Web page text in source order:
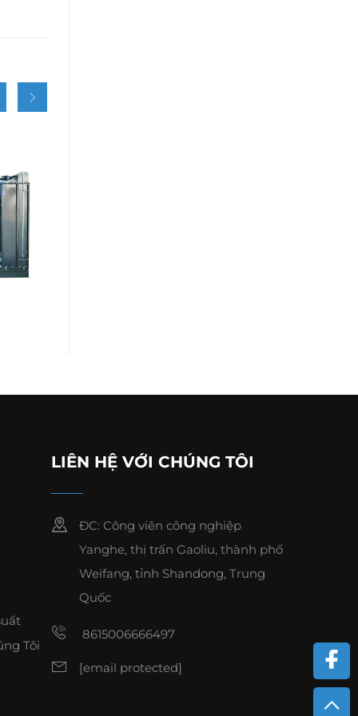
Tôi
LIÊN HỆ VỚI CHÚNG TÔI
ĐC: Công viên công nghiệp
Yanghe, thị trấn Gaoliu, thành phố
Weifang, tỉnh Shandong, Trung
Quốc
8615006666497
[email protected]